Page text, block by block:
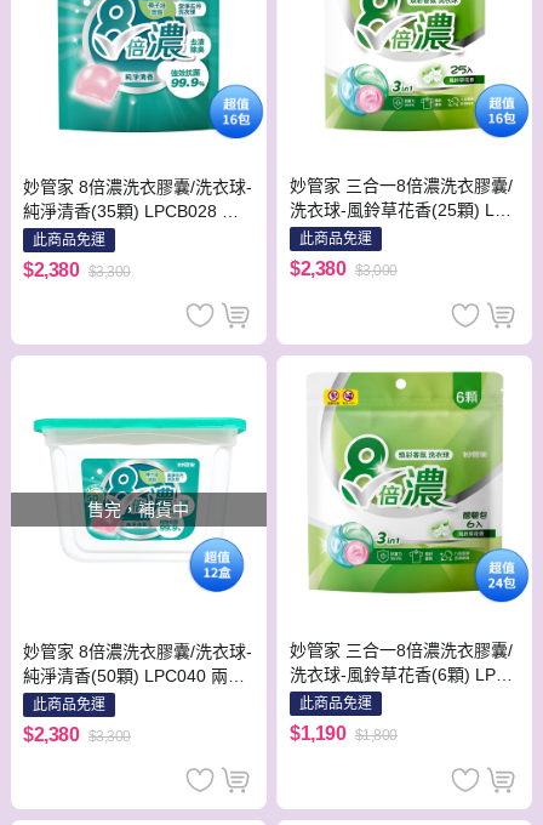
妙管家 8倍濃洗衣膠囊/洗衣球-
純淨清香(35顆) LPCB028 兩
箱(共16包)
此商品免運
$2,380 $3,300
妙管家 三合一8倍濃洗衣膠囊/
洗衣球-風鈴草花香(25顆) LPB
B025 兩箱(共16包)
此商品免運
$2,380 $3,000
售完，補貨中
妙管家 8倍濃洗衣膠囊/洗衣球-
純淨清香(50顆) LPC040 兩箱
(共12盒)
此商品免運
$2,380 $3,300
妙管家 三合一8倍濃洗衣膠囊/
洗衣球-風鈴草花香(6顆) LPBB
006 一箱(共24包)
此商品免運
$1,190 $1,800